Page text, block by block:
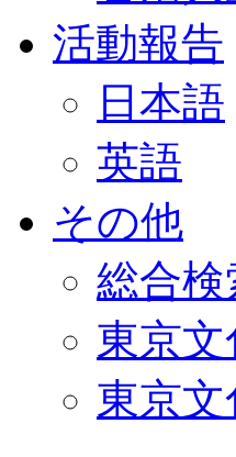
活動報告
日本語
英語
その他
総合検
東京
東京文